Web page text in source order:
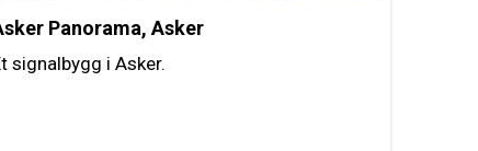
Panorama, Asker
signalbygg i Asker.